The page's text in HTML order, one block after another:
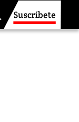
Suscríbete